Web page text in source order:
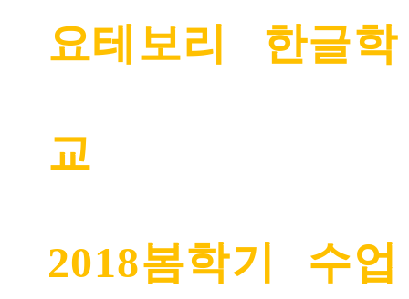
요테보리 한글학
교
2018봄학기 수업